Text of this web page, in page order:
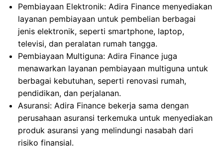
Pembiayaan Elektronik: Adira Finance menyediakan
layanan pembiayaan untuk pembelian berbagai
jenis elektronik, seperti smartphone, laptop,
televisi, dan peralatan rumah tangga.
Pembiayaan Multiguna: Adira Finance juga
menawarkan layanan pembiayaan multiguna untuk
berbagai kebutuhan, seperti renovasi rumah,
pendidikan, dan perjalanan.
Asuransi: Adira Finance bekerja sama dengan
perusahaan asuransi terkemuka untuk menyediakan
produk asuransi yang melindungi nasabah dari
risiko finansial.